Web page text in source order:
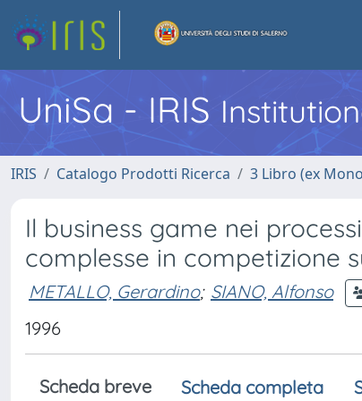
UniSa - IRIS
IRIS Catalogo Prodotti Ricerca 3 Libro (ex
Il business game nei
complesse in competizione
METALLO, Gerardino; SIANO, Alfonso
1996
Scheda breve Scheda completa